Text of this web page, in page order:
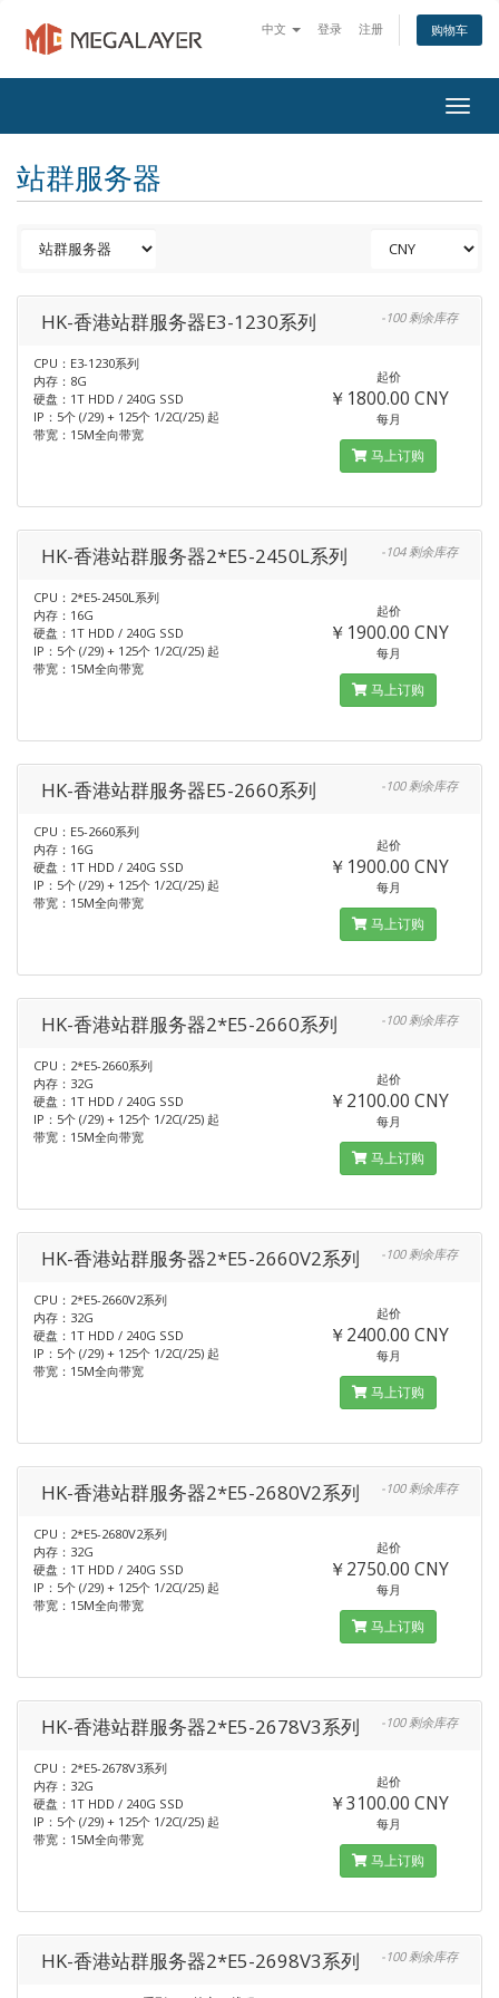
中文 登录 注册 购物车
站群服务器
HK-香港站群服务器E3-1230系列 -100 剩余库存
CPU：E3-1230系列
内存：8G
硬盘：1T HDD / 240G SSD
IP：5个 (/29) + 125个 1/2C(/25) 起
带宽：15M全向带宽
起价
￥1800.00 CNY
每月
马上订购
HK-香港站群服务器2*E5-2450L系列 -104 剩余库存
CPU：2*E5-2450L系列
内存：16G
硬盘：1T HDD / 240G SSD
IP：5个 (/29) + 125个 1/2C(/25) 起
带宽：15M全向带宽
起价
￥1900.00 CNY
每月
马上订购
HK-香港站群服务器E5-2660系列 -100 剩余库存
CPU：E5-2660系列
内存：16G
硬盘：1T HDD / 240G SSD
IP：5个 (/29) + 125个 1/2C(/25) 起
带宽：15M全向带宽
起价
￥1900.00 CNY
每月
马上订购
HK-香港站群服务器2*E5-2660系列 -100 剩余库存
CPU：2*E5-2660系列
内存：32G
硬盘：1T HDD / 240G SSD
IP：5个 (/29) + 125个 1/2C(/25) 起
带宽：15M全向带宽
起价
￥2100.00 CNY
每月
马上订购
HK-香港站群服务器2*E5-2660V2系列 -100 剩余库存
CPU：2*E5-2660V2系列
内存：32G
硬盘：1T HDD / 240G SSD
IP：5个 (/29) + 125个 1/2C(/25) 起
带宽：15M全向带宽
起价
￥2400.00 CNY
每月
马上订购
HK-香港站群服务器2*E5-2680V2系列 -100 剩余库存
CPU：2*E5-2680V2系列
内存：32G
硬盘：1T HDD / 240G SSD
IP：5个 (/29) + 125个 1/2C(/25) 起
带宽：15M全向带宽
起价
￥2750.00 CNY
每月
马上订购
HK-香港站群服务器2*E5-2678V3系列 -100 剩余库存
CPU：2*E5-2678V3系列
内存：32G
硬盘：1T HDD / 240G SSD
IP：5个 (/29) + 125个 1/2C(/25) 起
带宽：15M全向带宽
起价
￥3100.00 CNY
每月
马上订购
HK-香港站群服务器2*E5-2698V3系列 -100 剩余库存